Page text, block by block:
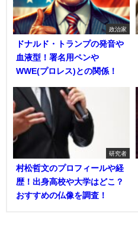
政治家
ドナルド・トランプの発音や
血液型！署名用ペンや
WWE(プロレス)との関係！
研究者
村松哲文のプロフィールや経
歴！出身高校や大学はどこ？
おすすめの仏像を調査！